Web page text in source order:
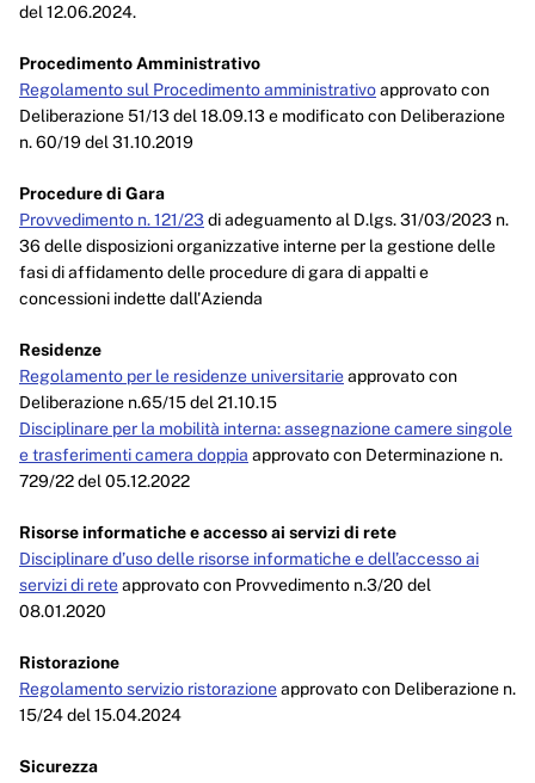
del 12.06.2024.
Procedimento Amministrativo
Regolamento sul Procedimento amministrativoapprovato con
Deliberazione 51/13 del 18.09.13 e modificato con Deliberazione
n. 60/19 del 31.10.2019
Procedure di Gara
Provvedimento n. 121/23 di adeguamento al D.lgs. 31/03/2023 n.
36 delle disposizioni organizzative interne per la gestione delle
fasi di affidamento delle procedure di gara di appalti e
concessioni indette dall'Azienda
Residenze
Regolamento per le residenze universitarieapprovato con
Deliberazione n.65/15 del 21.10.15
Disciplinare per la mobilità interna: assegnazione camere singole
e trasferimenti camera doppia approvato con Determinazione n.
729/22 del 05.12.2022
Risorse informatiche e accesso ai servizi di rete
Disciplinare d’uso delle risorse informatiche e dell’accesso ai
servizi di reteapprovato con Provvedimento n.3/20 del
08.01.2020
Ristorazione
Regolamento servizio ristorazioneapprovato con Deliberazione n.
15/24 del 15.04.2024
Sicurezza